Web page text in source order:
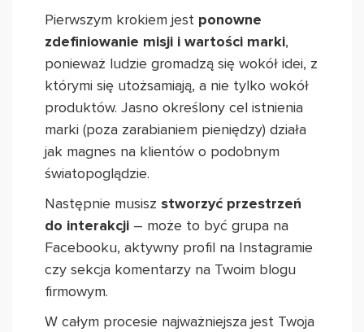
Pierwszym krokiem jest ponowne
zdefiniowanie misji i wartości marki,
ponieważ ludzie gromadzą się wokół idei, z
którymi się utożsamiają, a nie tylko wokół
produktów. Jasno określony cel istnienia
marki (poza zarabianiem pieniędzy) działa
jak magnes na klientów o podobnym
światopoglądzie.
Następnie musisz stworzyć przestrzeń
do interakcji – może to być grupa na
Facebooku, aktywny profil na Instagramie
czy sekcja komentarzy na Twoim blogu
firmowym.
W całym procesie najważniejsza jest Twoja